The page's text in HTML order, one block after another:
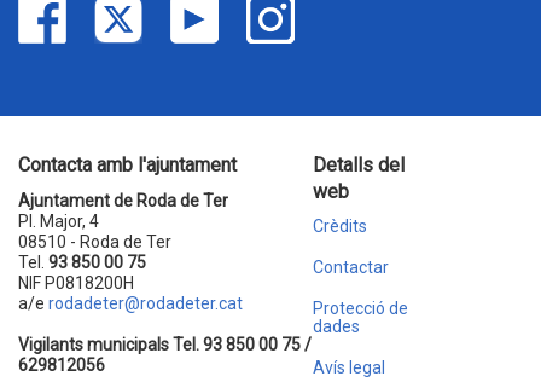
Contacta amb l'ajuntament
Ajuntament de Roda de Ter
Pl. Major, 4
08510 - Roda de Ter
Tel. 93 850 00 75
NIF P0818200H
a/e rodadeter@rodadeter.cat
Vigilants municipals Tel. 93 850 00 75 /
629812056
Detalls del
web
Crèdits
Contactar
Protecció de
dades
Avís legal